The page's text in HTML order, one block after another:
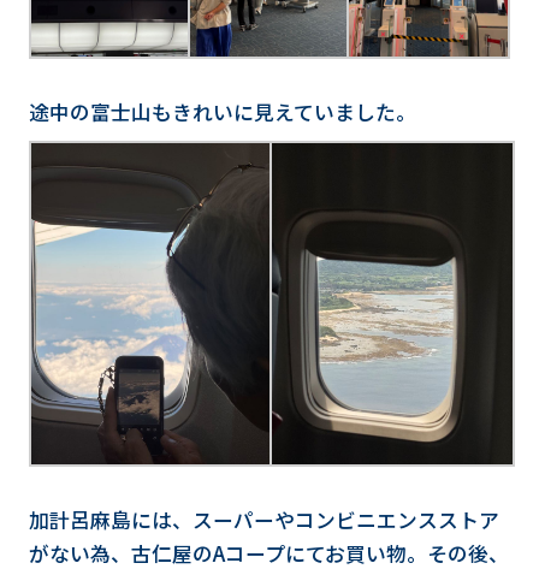
途中の富士山もきれいに見えていました。
加計呂麻島には、スーパーやコンビニエンスストア
がない為、古仁屋のAコープにてお買い物。その後、